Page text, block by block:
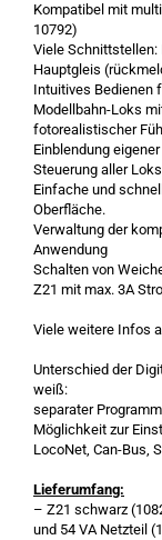
Kompatibel mit
10792)
Viele Schnittstellen:
Hauptgleis
Intuitives Bedienen
Modellbahn-Loks
fotorealistischer
Einblendung
Steuerung aller
Einfache und
Oberfläche.
Verwaltung der
Anwendung
Schalten von
Z21 mit max. 3A
Viele weitere Infos
Unterschied der
weiß:
separater
Möglichkeit zur
LocoNet, Can-Bus,
Lieferumfang:
– Z21 schwarz
und 54 VA Netzteil